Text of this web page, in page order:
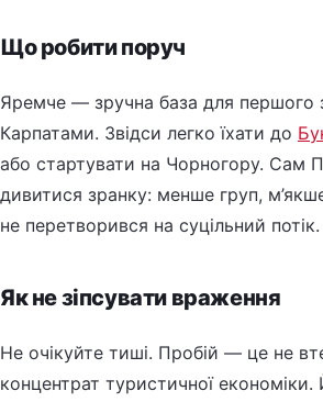
Що робити поруч
Яремче — зручна база для першого
Карпатами. Звідси легко їхати до
або стартувати на Чорногору. Сам
дивитися зранку: менше груп,
не перетворився на суцільний потік.
Як не зіпсувати враження
Не очікуйте тиші. Пробій — це не
концентрат туристичної економіки.